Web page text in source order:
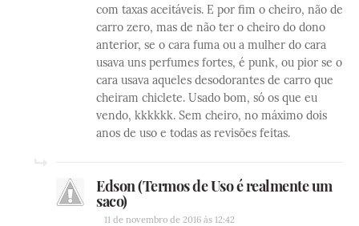
com taxas aceitáveis. E por fim o cheiro, não de
carro zero, mas de não ter o cheiro do dono
anterior, se o cara fuma ou a mulher do cara
usava uns perfumes fortes, é punk, ou pior se o
cara usava aqueles desodorantes de carro que
cheiram chiclete. Usado bom, só os que eu
vendo, kkkkkk. Sem cheiro, no máximo dois
anos de uso e todas as revisões feitas.
Edson (Termos de Uso é realmente um
saco)
11 de novembro de 2016 às 12:42